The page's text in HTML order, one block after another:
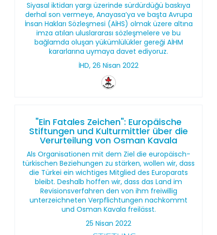
Siyasal iktidarı yargı üzerinde sürdürdüğü baskıya
derhal son vermeye, Anayasa’ya ve başta Avrupa
İnsan Hakları Sözleşmesi (AİHS) olmak üzere altına
imza atılan uluslararası sözleşmelere ve bu
bağlamda oluşan yükümlülükler gereği AİHM
kararlarına uymaya davet ediyoruz.
İHD, 26 Nisan 2022
"Ein Fatales Zeichen": Europäische
Stiftungen und Kulturmittler über die
Verurteilung von Osman Kavala
Als Organisationen mit dem Ziel die europäisch-
türkischen Beziehungen zu stärken, wollen wir, dass
die Türkei ein wichtiges Mitglied des Europarats
bleibt. Deshalb hoffen wir, dass das Land im
Revisionsverfahren den von ihm freiwillig
unterzeichneten Verpflichtungen nachkommt
und Osman Kavala freilässt.
25 Nisan 2022